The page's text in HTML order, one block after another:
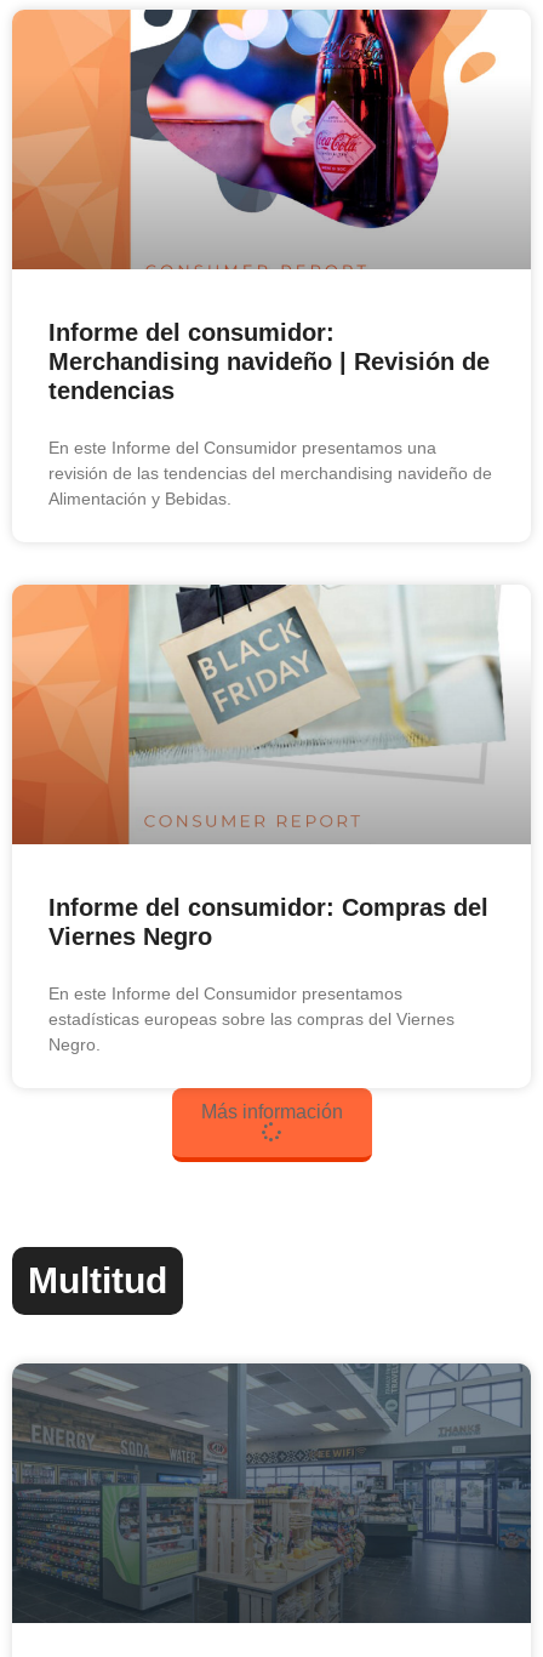
Informe del consumidor:
Merchandising navideño | Revisión de
tendencias
En este Informe del Consumidor presentamos una
revisión de las tendencias del merchandising navideño de
Alimentación y Bebidas.
Informe del consumidor: Compras del
Viernes Negro
En este Informe del Consumidor presentamos
estadísticas europeas sobre las compras del Viernes
Negro.
Más información
Multitud